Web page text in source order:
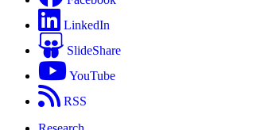
LinkedIn
SlideShare
YouTube
RSS